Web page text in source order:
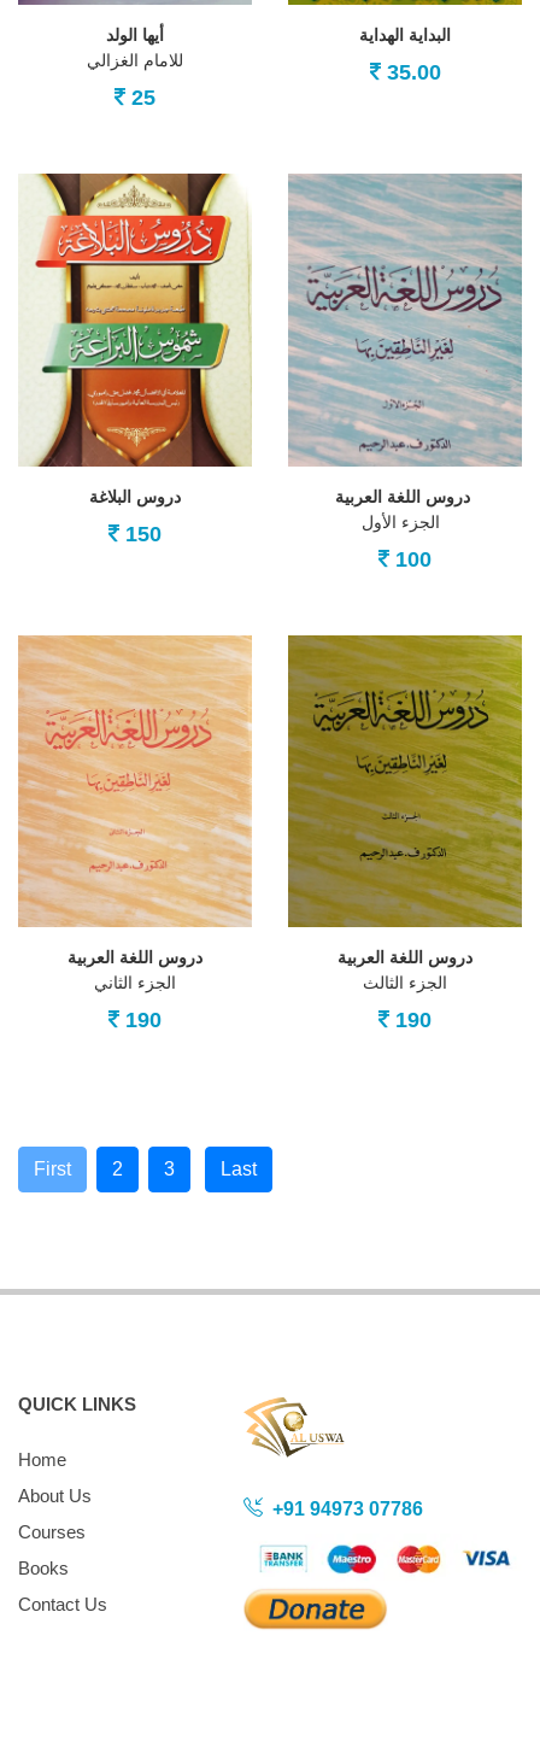
أيها الولد
للامام الغزالي
25
البداية الهداية
35.00
دروس البلاغة
150
100
دروس اللغة العربية
الجزء الثاني
190
دروس اللغة العربية
الجزء الثالث
190
First 2 3 Last
QUICK LINKS
Home
About Us
Courses
Books
Contact Us
+91 94973 07786